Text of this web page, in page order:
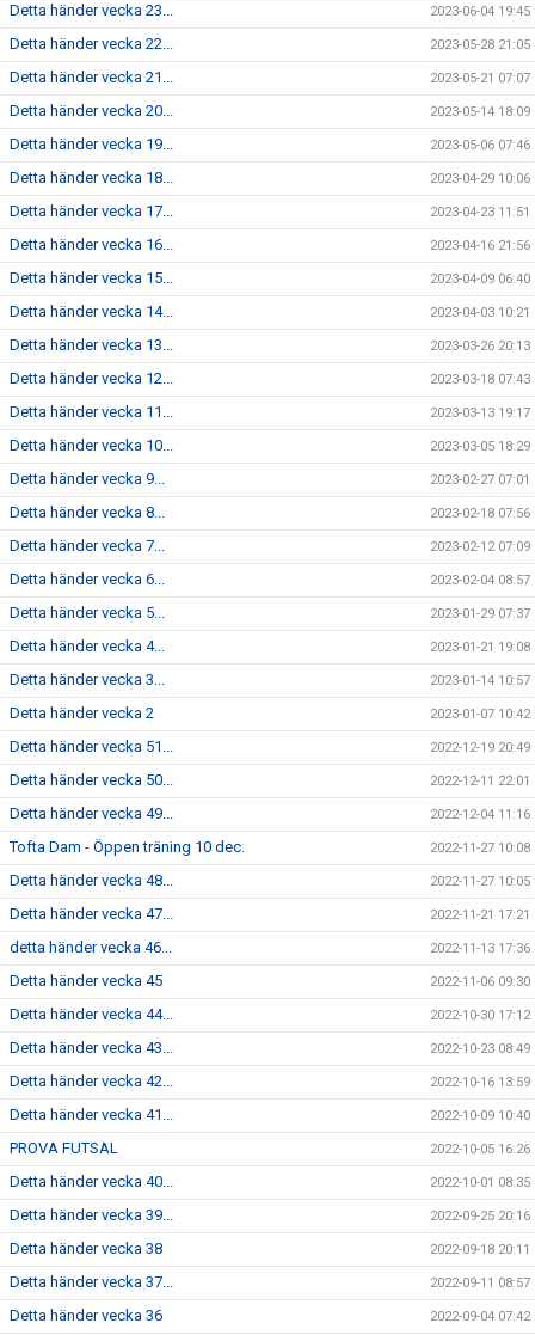
Detta händer vecka 23... 2023-06-04 19:45
Detta händer vecka 22... 2023-05-28 21:05
Detta händer vecka 21... 2023-05-21 07:07
Detta händer vecka 20... 2023-05-14 18:09
Detta händer vecka 19... 2023-05-06 07:46
Detta händer vecka 18... 2023-04-29 10:06
Detta händer vecka 17... 2023-04-23 11:51
Detta händer vecka 16... 2023-04-16 21:56
Detta händer vecka 15... 2023-04-09 06:40
Detta händer vecka 14... 2023-04-03 10:21
Detta händer vecka 13... 2023-03-26 20:13
Detta händer vecka 12... 2023-03-18 07:43
Detta händer vecka 11... 2023-03-13 19:17
Detta händer vecka 10... 2023-03-05 18:29
Detta händer vecka 9... 2023-02-27 07:01
Detta händer vecka 8... 2023-02-18 07:56
Detta händer vecka 7... 2023-02-12 07:09
Detta händer vecka 6... 2023-02-04 08:57
Detta händer vecka 5... 2023-01-29 07:37
Detta händer vecka 4... 2023-01-21 19:08
Detta händer vecka 3... 2023-01-14 10:57
Detta händer vecka 2 2023-01-07 10:42
Detta händer vecka 51... 2022-12-19 20:49
Detta händer vecka 50... 2022-12-11 22:01
Detta händer vecka 49... 2022-12-04 11:16
Tofta Dam - Öppen träning 10 dec. 2022-11-27 10:08
Detta händer vecka 48... 2022-11-27 10:05
Detta händer vecka 47... 2022-11-21 17:21
detta händer vecka 46... 2022-11-13 17:36
Detta händer vecka 45 2022-11-06 09:30
Detta händer vecka 44... 2022-10-30 17:12
Detta händer vecka 43... 2022-10-23 08:49
Detta händer vecka 42... 2022-10-16 13:59
Detta händer vecka 41... 2022-10-09 10:40
PROVA FUTSAL 2022-10-05 16:26
Detta händer vecka 40... 2022-10-01 08:35
Detta händer vecka 39... 2022-09-25 20:16
Detta händer vecka 38 2022-09-18 20:11
Detta händer vecka 37... 2022-09-11 08:57
Detta händer vecka 36 2022-09-04 07:42